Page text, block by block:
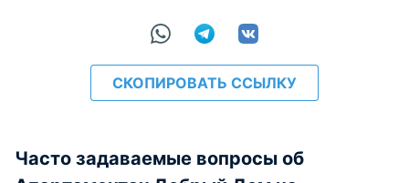
СКОПИРОВАТЬ ССЫЛКУ
Часто задаваемые вопросы об